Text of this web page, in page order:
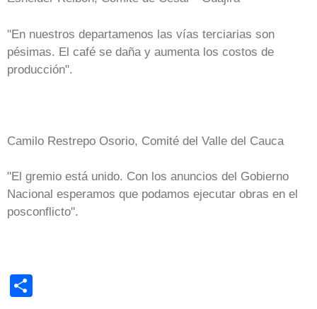
"En nuestros departamenos las vías terciarias son
pésimas. El café se daña y aumenta los costos de
producción".
Camilo Restrepo Osorio, Comité del Valle del Cauca
"El gremio está unido. Con los anuncios del Gobierno
Nacional esperamos que podamos ejecutar obras en el
posconflicto".